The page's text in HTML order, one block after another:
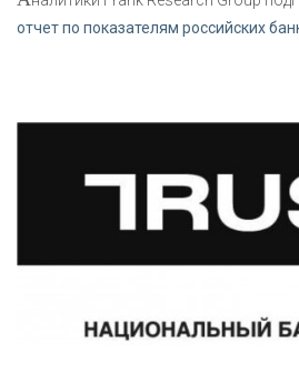
отчет по показателям российских